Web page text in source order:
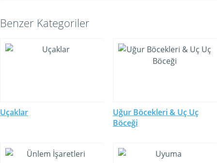
Benzer Kategoriler
Uçaklar
Uğur Böcekleri & Uç Uç
Böceği